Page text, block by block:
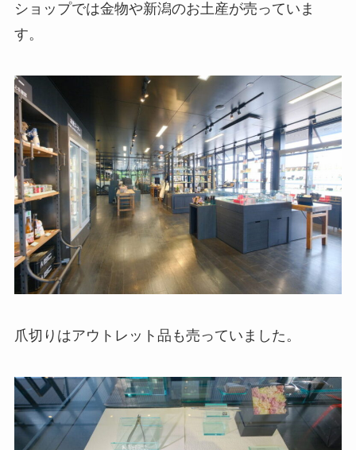
ショップでは金物や新潟のお土産が売っていま
す。
爪切りはアウトレット品も売っていました。